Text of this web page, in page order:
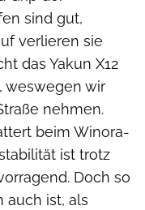
sind gut,
verlieren sie
das Yakun X12
weswegen wir
nehmen.
beim Winora-
ist trotz
Doch so
auch ist, als